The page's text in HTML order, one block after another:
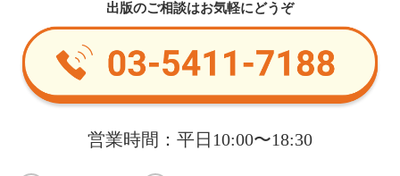
出版のご相談はお気軽にどうぞ
営業時間：平日10:00〜18:30